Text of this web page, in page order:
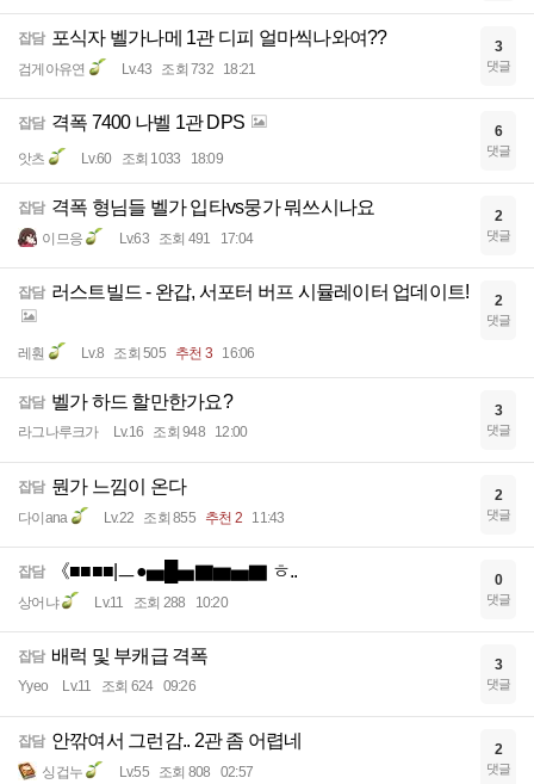
잡담 포식자 벨가나메 1관 디피 얼마씩나와여??
검게아유연 Lv.43 조회 732 18:21
3
댓글
잡담 격폭 7400 나벨 1관 DPS
앗츠 Lv.60 조회 1033 18:09
6
댓글
잡담 격폭 형님들 벨가 입타vs뭉가 뭐쓰시나요
이므응 Lv.63 조회 491 17:04
2
댓글
잡담 러스트빌드 - 완갑, 서포터 버프 시뮬레이터 업데이트!
레훤 Lv.8 조회 505 추천 3 16:06
2
댓글
잡담 벨가 하드 할만한가요?
라그나루크가 Lv.16 조회 948 12:00
3
댓글
잡담 뭔가 느낌이 온다
다이ana Lv.22 조회 855 추천 2 11:43
2
댓글
잡담 《■■■■|ㅡ●▅█▅▇▆▅▇ ㅎ..
상어냐 Lv.11 조회 288 10:20
0
댓글
잡담 배럭 및 부캐급 격폭
Yyeo Lv.11 조회 624 09:26
3
댓글
잡담 안깎여서 그런감.. 2관 좀 어렵네
싱겁누 Lv.55 조회 808 02:57
2
댓글